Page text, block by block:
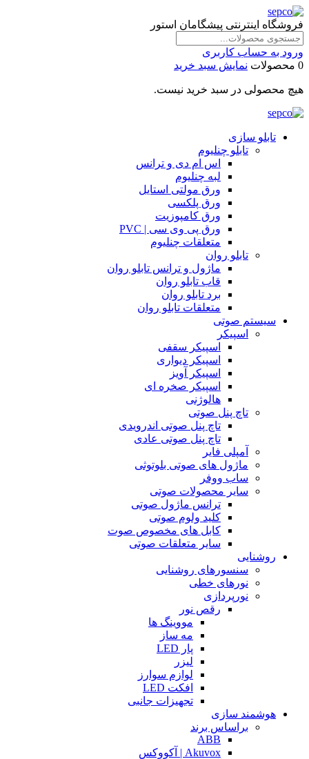
فروشگاه اینترنتی پیشگامان استور
ورود به حساب کاربری
0 محصولات
نمایش سبد خرید
هیچ محصولی در سبد خرید نیست.
تابلو سازی
تابلو چنلیوم
اس ام دی و ترانس
لبه چنلیوم
ورق مولتی استایل
ورق پلکسی
ورق کامپوزیت
ورق پی وی سی | PVC
متعلقات چنلیوم
تابلو روان
ماژول و ترانس تابلو روان
قاب تابلو روان
برد تابلو روان
متعلقات تابلو روان
سیستم صوتی
اسپیکر
اسپیکر سقفی
اسپیکر دیواری
اسپیکر آویز
اسپیکر صخره ای
هالوژنی
تاچ پنل صوتی
تاچ پنل صوتی اندرویدی
تاچ پنل صوتی عادی
آمپلی فایر
ماژول های صوتی بلوتوثی
ساب ووفر
سایر محصولات صوتی
ترانس ماژول صوتی
کلید ولوم صوتی
کابل های مخصوص صوت
سایر متعلقات صوتی
روشنایی
سنسورهای روشنایی
نورهای خطی
نورپردازی
رقص نور
مووینگ ها
مه ساز
پار LED
لیزر
لوازم سوارز
افکت LED
تجهیزات جانبی
هوشمند سازی
براساس برند
ABB
Akuvox | آکووکس